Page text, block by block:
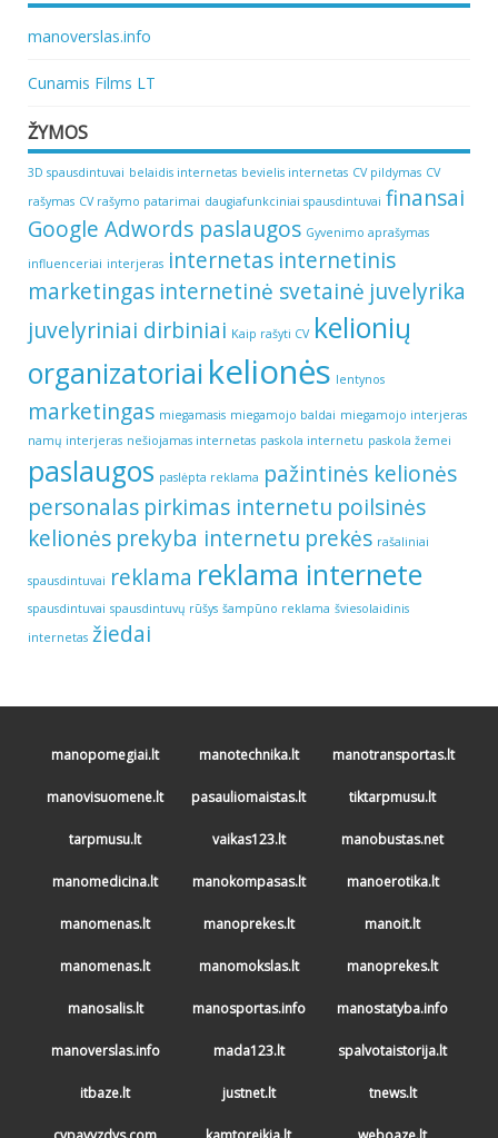
manoverslas.info
Cunamis Films LT
ŽYMOS
3D spausdintuvai belaidis internetas bevielis internetas CV pildymas CV
rašymas CV rašymo patarimai daugiafunkciniai spausdintuvai finansai
Google Adwords paslaugos Gyvenimo aprašymas
influenceriai interjeras internetas internetinis
marketingas internetinė svetainė juvelyrika
juvelyriniai dirbiniai Kaip rašyti CV kelionių
organizatoriai kelionės lentynos
marketingas miegamasis miegamojo baldai miegamojo interjeras
namų interjeras nešiojamas internetas paskola internetu paskola žemei
paslaugos paslėpta reklama pažintinės kelionės
personalas pirkimas internetu poilsinės
kelionės prekyba internetu prekės rašaliniai
spausdintuvai reklama reklama internete
spausdintuvai spausdintuvų rūšys šampūno reklama šviesolaidinis
internetas žiedai
manopomegiai.lt manotechnika.lt manotransportas.lt
manovisuomene.lt pasauliomaistas.lt tiktarpmusu.lt
tarpmusu.lt vaikas123.lt manobustas.net
manomedicina.lt manokompasas.lt manoerotika.lt
manomenas.lt manoprekes.lt manoit.lt
manomenas.lt manomokslas.lt manoprekes.lt
manosalis.lt manosportas.info manostatyba.info
manoverslas.info mada123.lt spalvotaistorija.lt
itbaze.lt justnet.lt tnews.lt